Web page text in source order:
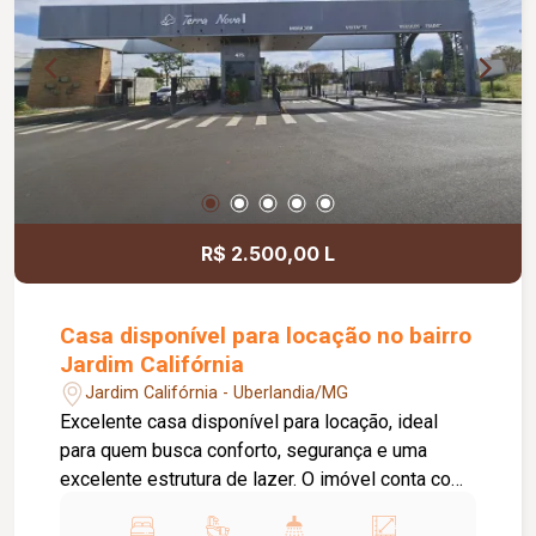
moradores. Agende sua visita e venha conhecer
esta excelente oportunidade de morar em um
imóvel moderno, funcional e bem localizado!
R$ 2.500,00 L
Casa disponível para locação no bairro
Jardim Califórnia
Jardim Califórnia - Uberlandia/MG
Excelente casa disponível para locação, ideal
para quem busca conforto, segurança e uma
excelente estrutura de lazer. O imóvel conta com